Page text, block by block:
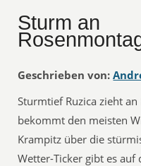
Sturm an
Geschrieben von:
Sturmtief Ruzica zieht
bekommt den meisten
Krampitz über die
Wetter-Ticker gibt es auf